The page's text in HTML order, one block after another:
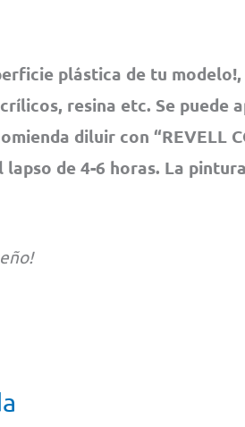
plástica de tu
resina etc. Se puede
diluir con “REVELL
de 4-6 horas. La